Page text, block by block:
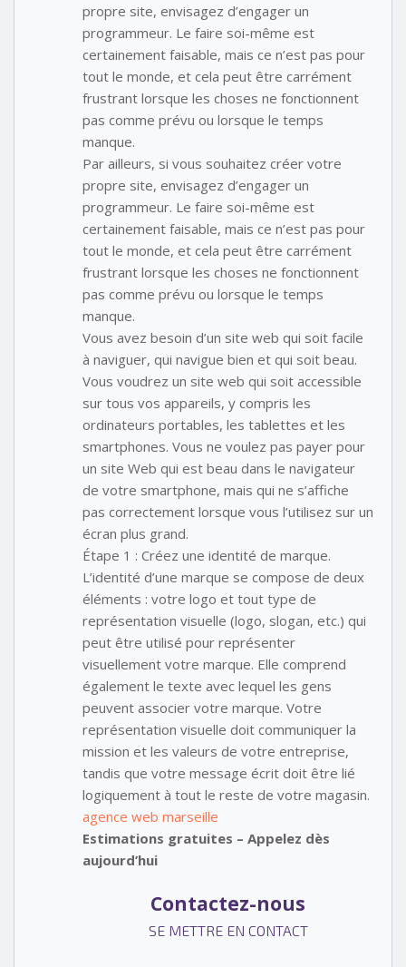
propre site, envisagez d’engager un
programmeur. Le faire soi-même est
certainement faisable, mais ce n’est pas pour
tout le monde, et cela peut être carrément
frustrant lorsque les choses ne fonctionnent
pas comme prévu ou lorsque le temps
manque.
Par ailleurs, si vous souhaitez créer votre
propre site, envisagez d’engager un
programmeur. Le faire soi-même est
certainement faisable, mais ce n’est pas pour
tout le monde, et cela peut être carrément
frustrant lorsque les choses ne fonctionnent
pas comme prévu ou lorsque le temps
manque.
Vous avez besoin d’un site web qui soit facile
à naviguer, qui navigue bien et qui soit beau.
Vous voudrez un site web qui soit accessible
sur tous vos appareils, y compris les
ordinateurs portables, les tablettes et les
smartphones. Vous ne voulez pas payer pour
un site Web qui est beau dans le navigateur
de votre smartphone, mais qui ne s’affiche
pas correctement lorsque vous l’utilisez sur un
écran plus grand.
Étape 1 : Créez une identité de marque.
L’identité d’une marque se compose de deux
éléments : votre logo et tout type de
représentation visuelle (logo, slogan, etc.) qui
peut être utilisé pour représenter
visuellement votre marque. Elle comprend
également le texte avec lequel les gens
peuvent associer votre marque. Votre
représentation visuelle doit communiquer la
mission et les valeurs de votre entreprise,
tandis que votre message écrit doit être lié
logiquement à tout le reste de votre magasin.
agence web marseille
Estimations gratuites – Appelez dès
aujourd’hui
Contactez-nous
SE METTRE EN CONTACT